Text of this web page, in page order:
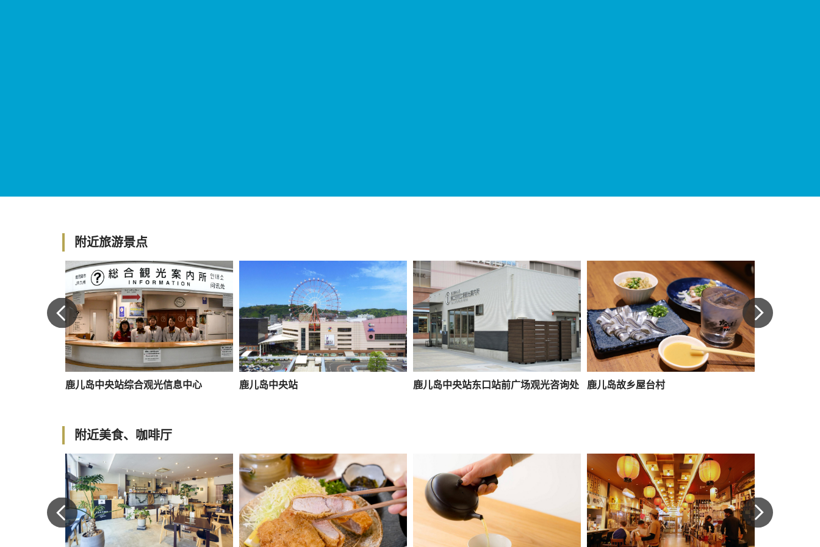
附近旅游景点
鹿儿岛中央站综合观光信息中心 鹿儿岛中央站 鹿儿岛中央站东口站前广场观光咨询处 鹿儿岛故乡屋台村
附近美食、咖啡厅